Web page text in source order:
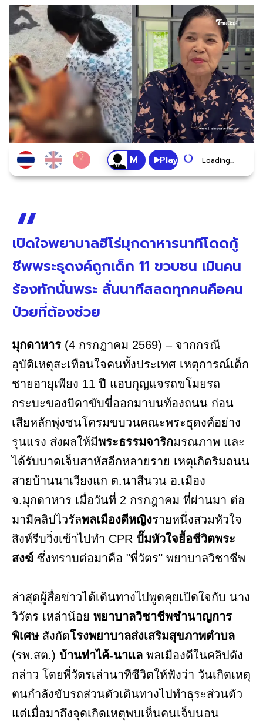
Play Loading...
เปิดใจพยาบาลฮีโร่มุกดาหารนาทีโดดกู้
ชีพพระธุดงค์ถูกเด็ก 11 ขวบชน เมินคน
ร้องทักนั่นพระ ลั่นนาทีสลดทุกคนคือคน
ป่วยที่ต้องช่วย
มุกดาหาร (4 กรกฎาคม 2569) – จากกรณี
อุบัติเหตุสะเทือนใจคนทั้งประเทศ เหตุการณ์เด็ก
ชายอายุเพียง 11 ปี แอบกุญแจรถขโมยรถ
กระบะของบิดาขับขี่ออกมาบนท้องถนน ก่อน
เสียหลักพุ่งชนโครมขบวนคณะพระธุดงค์อย่าง
รุนแรง ส่งผลให้มีพระธรรมจาริกมรณภาพ และ
ได้รับบาดเจ็บสาหัสอีกหลายราย เหตุเกิดริมถนน
สายบ้านนาเวียงแก ต.นาสีนวน อ.เมือง
จ.มุกดาหาร เมื่อวันที่ 2 กรกฎาคม ที่ผ่านมา ต่อ
มามีคลิปไวรัลพลเมืองดีหญิงรายหนึ่งสวมหัวใจ
สิงห์รีบวิ่งเข้าไปทำ CPR ปั๊มหัวใจยื้อชีวิตพระ
สงฆ์ ซึ่งทราบต่อมาคือ "พี่วัตร" พยาบาลวิชาชีพ
ล่าสุดผู้สื่อข่าวได้เดินทางไปพูดคุยเปิดใจกับ นาง
วิวัตร เหล่าน้อย พยาบาลวิชาชีพชำนาญการ
พิเศษสังกัดโรงพยาบาลส่งเสริมสุขภาพตำบล
(รพ.สต.) บ้านท่าไค้-นาแล พลเมืองดีในคลิปดัง
กล่าว โดยพี่วัตรเล่านาทีชีวิตให้ฟังว่า วันเกิดเหตุ
ตนกำลังขับรถส่วนตัวเดินทางไปทำธุระส่วนตัว
แต่เมื่อมาถึงจุดเกิดเหตุพบเห็นคนเจ็บนอน